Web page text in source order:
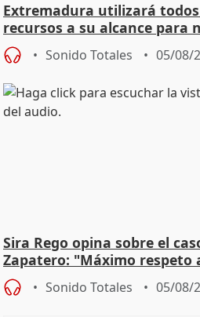
Extremadura utilizará
recursos a su alcance para
más menores migrantes
Sonido Totales 05/08/
Sira Rego opina sobre el
Zapatero: "Máximo respeto
proceso judicial"
Sonido Totales 05/08/